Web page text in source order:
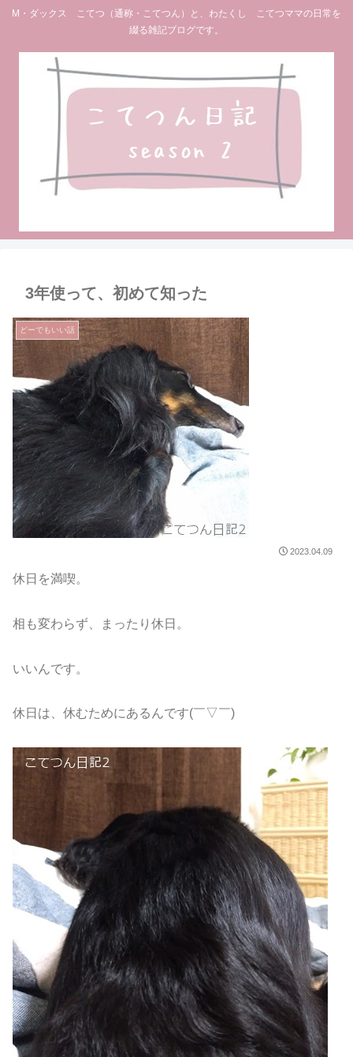
M・ダックス こてつ（通称・こてつん）と、わたくし こてつママの日常を
綴る雑記ブログです。
3年使って、初めて知った
どーでもいい話
2023.04.09
休日を満喫。
相も変わらず、まったり休日。
いいんです。
休日は、休むためにあるんです(￣▽￣)